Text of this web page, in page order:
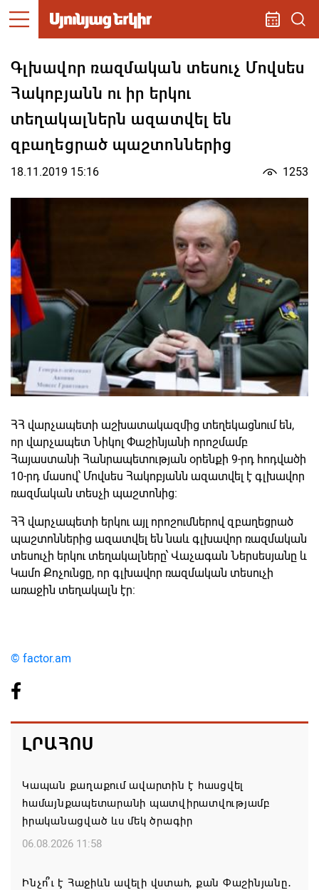
Գլխավոր ռազմական տեսուչ Մովսես
Հակոբյանն ու իր երկու
տեղակալներն ազատվել են
զբաղեցրած պաշտոններից
18.11.2019 15:16 1253
ՀՀ վարչապետի աշխատակազմից տեղեկացնում են,
որ վարչապետ Նիկոլ Փաշինյանի որոշմամբ
Հայաստանի Հանրապետության օրենքի 9-րդ հոդվածի
10-րդ մասով՝ Մովսես Հակոբյանն ազատվել է գլխավոր
ռազմական տեսչի պաշտոնից:
ՀՀ վարչապետի երկու այլ որոշումներով զբաղեցրած
պաշտոններից ազատվել են նաև գլխավոր ռազմական
տեսուչի երկու տեղակալները՝ Վաչագան Ներսեսյանը և
Կամո Քոչունցը, որ գլխավոր ռազմական տեսուչի
առաջին տեղակալն էր:
© factor.am
ԼՐԱՀՈՍ
Կապան քաղաքում ավարտին է հասցվել
համայնքապետարանի պատվիրատվությամբ
իրականացված ևս մեկ ծրագիր
06.08.2026 11:58
Ինչո՞ւ է Հաջիևն ավելի վստահ, քան Փաշինյանը․